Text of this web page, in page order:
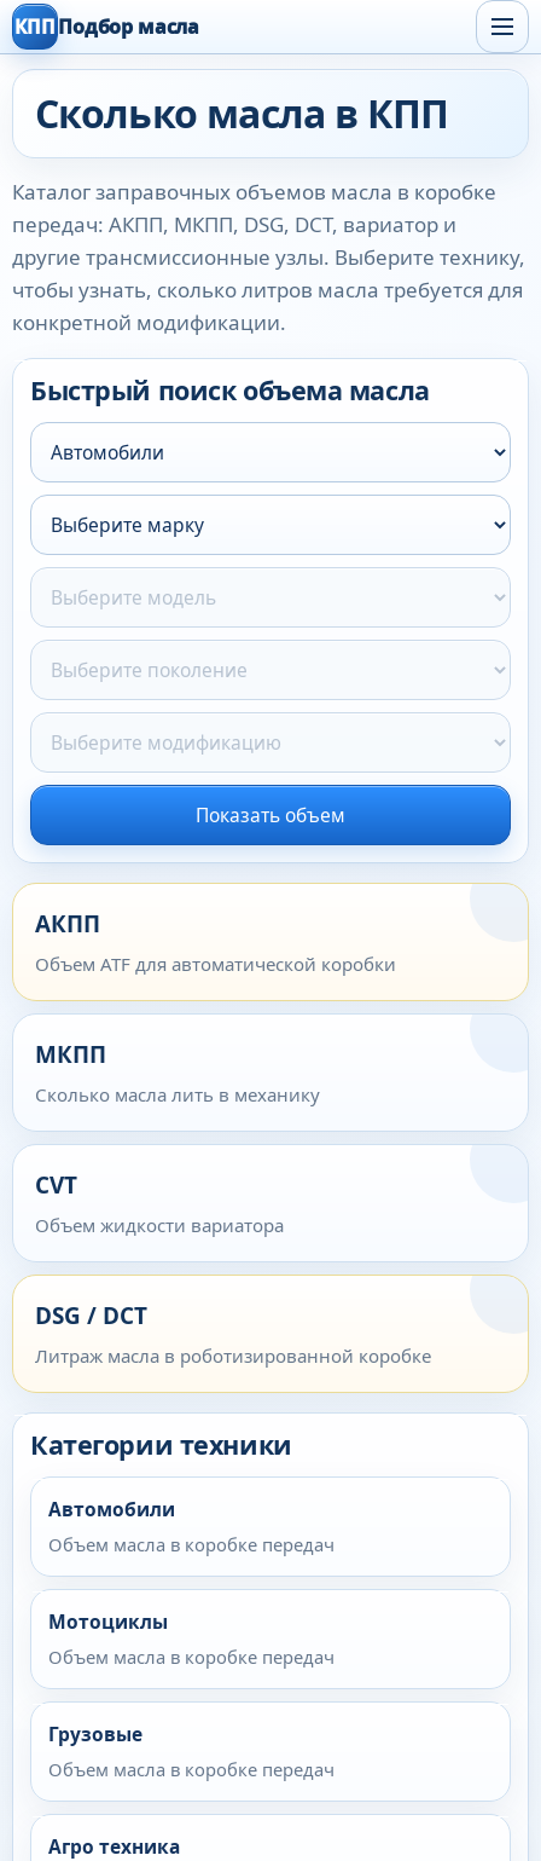
КПППодбор масла
Сколько масла в КПП
Каталог заправочных объемов масла в коробке
передач: АКПП, МКПП, DSG, DCT, вариатор и
другие трансмиссионные узлы. Выберите технику,
чтобы узнать, сколько литров масла требуется для
конкретной модификации.
Быстрый поиск объема масла
Показать объем
АКПП
Объем ATF для автоматической коробки
МКПП
Сколько масла лить в механику
CVT
Объем жидкости вариатора
DSG / DCT
Литраж масла в роботизированной коробке
Категории техники
Автомобили
Объем масла в коробке передач
Мотоциклы
Объем масла в коробке передач
Грузовые
Объем масла в коробке передач
Агро техника